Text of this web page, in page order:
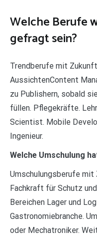
Welche Berufe
gefragt sein?
Trendberufe mit
AussichtenContent
zu Publishern, sobald
füllen. Pflegekräfte.
Scientist. Mobile
Ingenieur.
Welche Umschulung
Umschulungsberufe mit
Fachkraft für Schutz
Bereichen Lager und
Gastronomiebranche.
oder Mechatroniker.